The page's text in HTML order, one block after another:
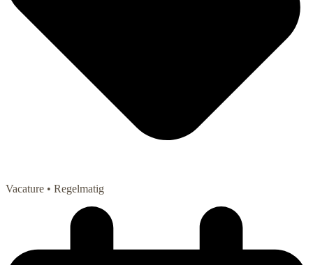
Vacature • Regelmatig